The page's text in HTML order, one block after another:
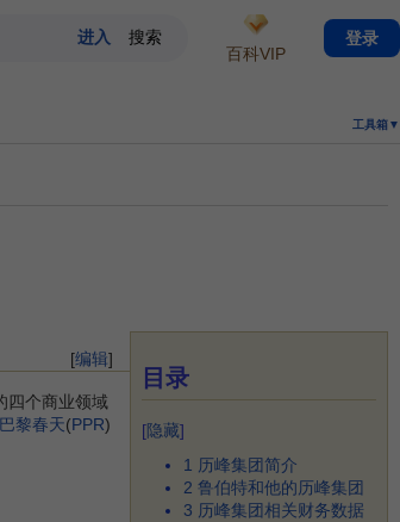
工具箱▼
目录
[隐藏]
1 历峰集团简介
2 鲁伯特和他的历峰集团
3 历峰集团相关财务数据
[编辑]
四个商业领域
巴黎春天(PPR)
百科VIP
登录